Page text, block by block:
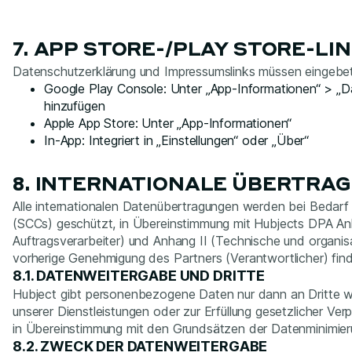
7. APP STORE-/PLAY STORE-
Datenschutzerklärung und Impressumslinks müssen
Google Play Console: Unter „App-Informationen“ >
hinzufügen
Apple App Store: Unter „App-Informationen“
In-App: Integriert in „Einstellungen“ oder „Über“
8. INTERNATIONALE
Alle internationalen Datenübertragungen werden bei
(SCCs) geschützt, in Übereinstimmung mit Hubjects DPA
Auftragsverarbeiter) und Anhang II (Technische und
vorherige Genehmigung des Partners (Verantwortlicher)
8.1. DATENWEITERGABE UND DRITTE
Hubject gibt personenbezogene Daten nur dann an Dritte
unserer Dienstleistungen oder zur Erfüllung gesetzlicher
in Übereinstimmung mit den Grundsätzen der
8.2. ZWECK DER DATENWEITERGABE